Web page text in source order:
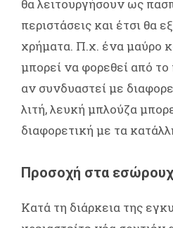
θα λειτουργήσουν ως
περιστάσεις και έτσι θα
χρήματα. Π.χ. ένα μαύρο
μπορεί να φορεθεί από
αν συνδυαστεί με
λιτή, λευκή μπλούζα
διαφορετική με τα
Προσοχή στα
Κατά τη διάρκεια της